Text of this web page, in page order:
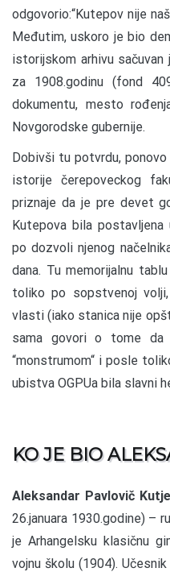
odgovorio:“Kutepov nije
Međutim, uskoro je bio
istorijskom arhivu
za 1908.godinu (fond
dokumentu, mesto
Novgorodske gubernije.
Dobivši tu potvrdu,
istorije čerepoveckog
priznaje da je pre devet
Kutepova bila
po dozvoli njenog
dana. Tu memorijalnu
toliko po sopstvenoj
vlasti (iako stanica nije
sama govori o tome da
“monstrumom“ i posle
ubistva OGPUa bila slavni
KO JE BIO
Aleksandar Pavlovič
26.januara 1930.godine) –
je Arhangelsku klasičnu
vojnu školu (1904).